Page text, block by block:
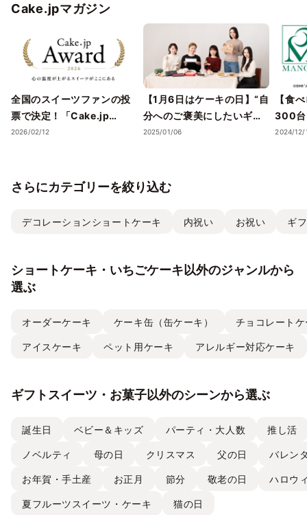
Cake.jpマガジン
全国のスイーツファンの投
票で決定！「Cake.jp
Award 2026」受賞店舗を
ツの名店が集結 ―
2026/02/12
【1月6日はケーキの日】“自
分へのご褒美にしたいギフ
トスイーツ・ケーキ”5選
2025/01/06
【食
300台
スイ
2024/12/
さらにカテゴリーを絞り込む
デコレーションショートケーキ 内祝い お祝い ギ
ショートケーキ・いちごケーキ以外のジャンルから
選ぶ
オーダーケーキ ケーキ缶（缶ケーキ） チョコレート
アイスケーキ ペット用ケーキ アレルギー対応ケーキ
ギフトスイーツ・お菓子以外のシーンから選ぶ
誕生日 ベビー＆キッズ パーティ・大人数 推し活
ノベルティ 母の日 クリスマス 父の日 バレン
お年賀・手土産 お正月 節分 敬老の日 ハロウ
夏フルーツスイーツ・ケーキ 猫の日